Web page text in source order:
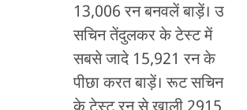
13,006 रन बनवलें बाड़ें। उ
सचिन तेंदुलकर के टेस्ट में
सबसे जादे 15,921 रन के
पीछा करत बाड़ें। रूट सचिन